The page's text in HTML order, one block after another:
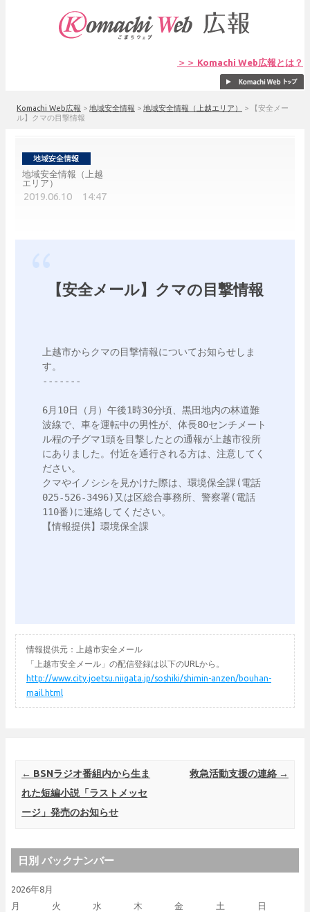
＞＞ Komachi Web広報とは？
Komachi Web広報 > 地域安全情報 > 地域安全情報（上越エリア） >
【安全メー
ル】クマの目撃情報
地域安全情報（上越
エリア）
2019.06.10 14:47
【安全メール】クマの目撃情報
上越市からクマの目撃情報についてお知らせしま
す。
-------
6月10日（月）午後1時30分頃、黒田地内の林道難
波線で、車を運転中の男性が、体長80センチメート
ル程の子グマ1頭を目撃したとの通報が上越市役所
にありました。付近を通行される方は、注意してく
ださい。
クマやイノシシを見かけた際は、環境保全課(電話
025-526-3496)又は区総合事務所、警察署(電話
110番)に連絡してください。
【情報提供】環境保全課
情報提供元：上越市安全メール
「上越市安全メール」の配信登録は以下のURLから。
http://www.city.joetsu.niigata.jp/soshiki/shimin-anzen/bouhan-
mail.html
Post navigation
← BSNラジオ番組内から生ま
れた短編小説「ラストメッセ
ージ」発売のお知らせ
救急活動支援の連絡 →
日別 バックナンバー
2026年8月
月
火 水 木 金 土 日